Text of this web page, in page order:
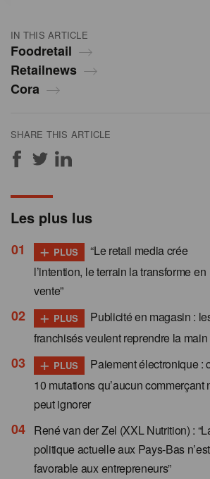
IN THIS ARTICLE
Foodretail
Retailnews
Cora
SHARE THIS ARTICLE
Les plus lus
+ PLUS
“Le retail media crée
l’intention, le terrain la transforme en
vente”
+ PLUS
Publicité en magasin :
franchisés veulent reprendre la main
+ PLUS
Paiement électronique :
10 mutations qu’aucun commerçant
peut ignorer
René van der Zel (XXL Nutrition) :
politique actuelle aux Pays-Bas
favorable aux entrepreneurs”